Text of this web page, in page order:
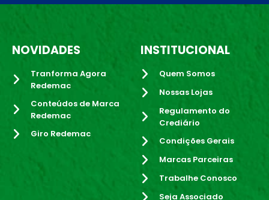
NOVIDADES
Tranforma Agora
Redemac
Conteúdos de Marca
Redemac
Giro Redemac
INSTITUCIONAL
Quem Somos
Nossas Lojas
Regulamento do
Crediário
Condições Gerais
Marcas Parceiras
Trabalhe Conosco
Seja Associado